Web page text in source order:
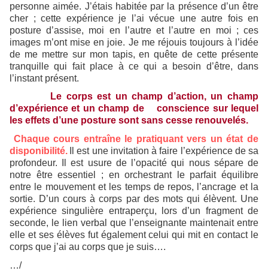
personne aimée. J’étais habitée par la présence d’un être
cher ; cette expérience je l’ai vécue une autre fois en
posture d’assise, moi en l’autre et l’autre en moi ; ces
images m’ont mise en joie. Je me réjouis toujours à l’idée
de me mettre sur mon tapis, en quête de cette présente
tranquille qui fait place à ce qui a besoin d’être, dans
l’instant présent.
Le corps est un champ d’action, un champ
d’expérience et un champ de conscience sur lequel
les effets d’une posture sont sans cesse renouvelés.
Chaque cours entraîne le pratiquant vers un état de
disponibilité.
Il est une invitation à faire l’expérience de sa
profondeur. Il est usure de l’opacité qui nous sépare de
notre être essentiel ; en orchestrant le parfait équilibre
entre le mouvement et les temps de repos, l’ancrage et la
sortie. D’un cours à corps par des mots qui élèvent. Une
expérience singulière entraperçu, lors d’un fragment de
seconde, le lien verbal que l’enseignante maintenait entre
elle et ses élèves fut également celui qui mit en contact le
corps que j’ai au corps que je suis….
…/